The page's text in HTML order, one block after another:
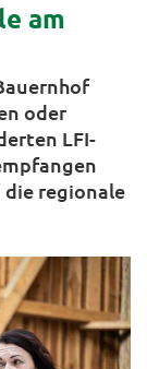
am
oder
LFI-
regionale